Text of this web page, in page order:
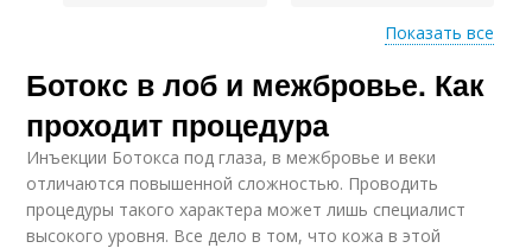
Противопоказания к
ботоксу
Ботокс для зоны
Ботокс для лица Ботокс на лбу
Показать все
Ботокс в лоб и межбровье. Как
проходит процедура
Инъекции Ботокса под глаза, в межбровье и веки
отличаются повышенной сложностью. Проводить
процедуры такого характера может лишь специалист
высокого уровня. Все дело в том, что кожа в этой